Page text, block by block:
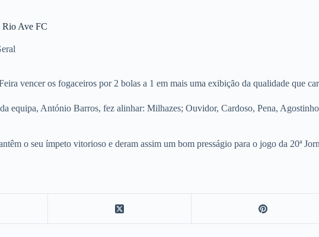
Rio Ave FC
vencer os fogaceiros por 2 bolas a 1 em mais uma exibição da qualidade que
equipa, António Barros, fez alinhar: Milhazes; Ouvidor, Cardoso, Pena,
o seu ímpeto vitorioso e deram assim um bom presságio para o jogo da 20ª